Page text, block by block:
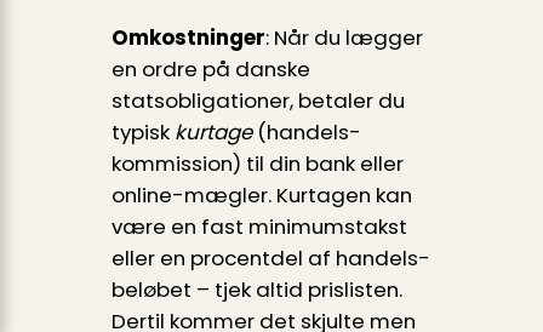
Omkostninger: Når du lægger
en ordre på danske
statsobligationer, betaler du
typisk kurtage(handels­
kommission) til din bank eller
online-mægler. Kurtagen kan
være en fast minimumstakst
eller en procentdel af handels­
beløbet – tjek altid prislisten.
Dertil kommer det skjulte men